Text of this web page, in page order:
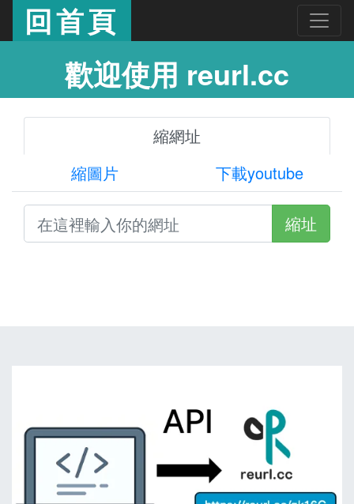
回首頁
歡迎使用 reurl.cc
縮網址
縮圖片
下載youtube
縮址